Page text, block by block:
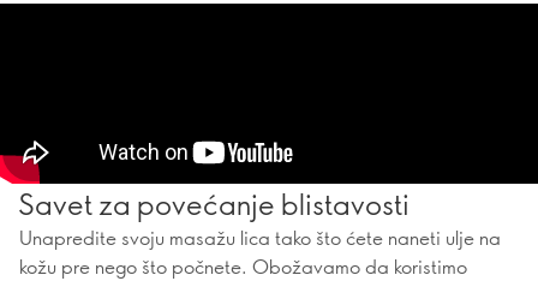
Savet za povećanje blistavosti
Unapredite svoju masažu lica tako što ćete naneti ulje na
kožu pre nego što počnete. Obožavamo da koristimo